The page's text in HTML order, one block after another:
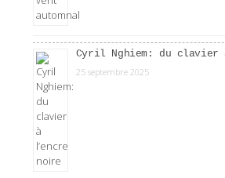
Cyril Nghiem: du clavier
25 septembre 2025